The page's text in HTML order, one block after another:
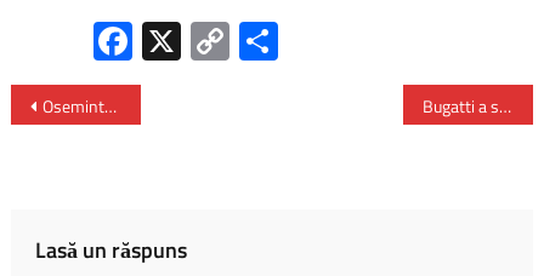
Fa
ce
b
X C
o
Osemintele Reginei Elena vor fi aduse din Elveţia la Curtea de Argeş Bugatti a stabilit un nou record de viteză – 490,48 km/h
Lasă un răspuns